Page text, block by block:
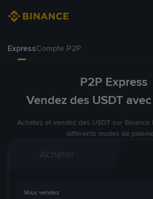
ExpressCompte P2P
P2P Express
Vendez des USDT
Achetez et vendez des USDT sur Binance
différents modes de
Vous vendez